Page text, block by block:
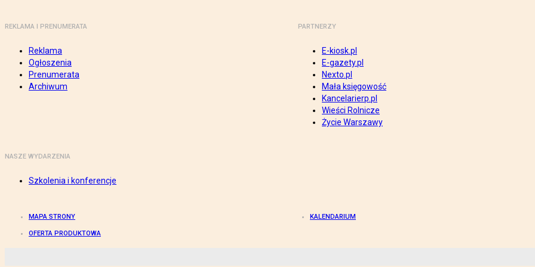
REKLAMA I PRENUMERATA
Reklama
Ogłoszenia
Prenumerata
Archiwum
PARTNERZY
E-kiosk.pl
E-gazety.pl
Nexto.pl
Mała księgowość
Kancelarierp.pl
Wieści Rolnicze
Życie Warszawy
NASZE WYDARZENIA
Szkolenia i konferencje
MAPA STRONY KALENDARIUM
OFERTA PRODUKTOWA